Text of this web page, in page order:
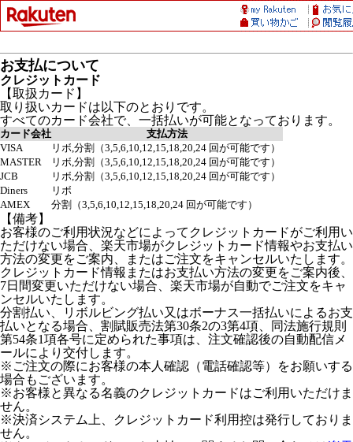
お支払について
クレジットカード
【取扱カード】
取り扱いカードは以下のとおりです。
すべてのカード会社で、一括払いが可能となっております。
カード会社
支払方法
VISA
リボ,分割（3,5,6,10,12,15,18,20,24 回が可能です）
MASTER
リボ,分割（3,5,6,10,12,15,18,20,24 回が可能です）
JCB
リボ,分割（3,5,6,10,12,15,18,20,24 回が可能です）
Diners
リボ
AMEX
分割（3,5,6,10,12,15,18,20,24 回が可能です）
【備考】
お客様のご利用状況などによってクレジットカードがご利用い
ただけない場合、楽天市場がクレジットカード情報やお支払い
方法の変更をご案内、またはご注文をキャンセルいたします。
クレジットカード情報またはお支払い方法の変更をご案内後、
7日間変更いただけない場合、楽天市場が自動でご注文をキャ
ンセルいたします。
分割払い、リボルビング払い又はボーナス一括払いによるお支
払いとなる場合、割賦販売法第30条2の3第4項、同法施行規則
第54条1項各号に定められた事項は、注文確認後の自動配信メ
ールにより交付します。
※ご注文の際にお客様の本人確認（電話確認等）をお願いする
場合もございます。
※お客様と異なる名義のクレジットカードはご利用いただけま
せん。
※決済システム上、クレジットカード利用控は発行しておりま
せん。